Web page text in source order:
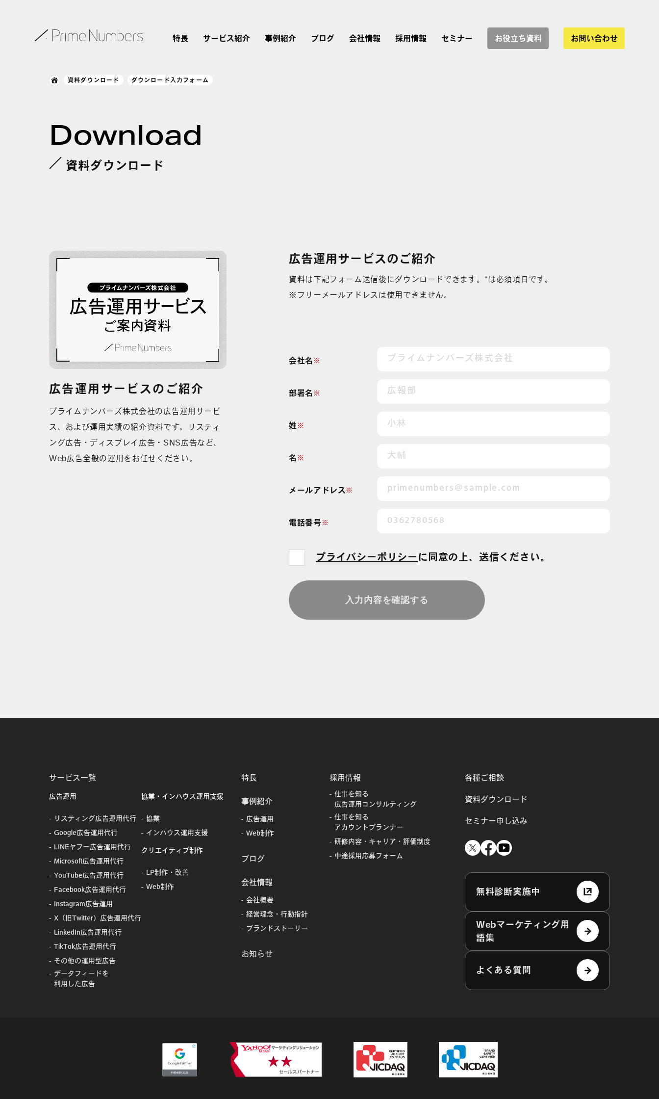
特長 サービス紹介 事例紹介 ブログ 会社情報 採用情報 セミナー お役立ち資料 お問い合わせ
利用した広告
資料ダウンロード ダウンロード入力フォーム
Download
資料ダウンロード
広告運用サービスのご紹介
プライムナンバーズ株式会社の広告運用サービ
ス、および運用実績の紹介資料です。リスティ
ング広告・ディスプレイ広告・SNS広告など、
Web広告全般の運用をお任せください。
広告運用サービスのご紹介
資料は下記フォーム送信後にダウンロードできます。*は必須項目です。
※フリーメールアドレスは使用できません。
※
会社名
※
部署名
※
姓
※
名
※
メールアドレス
※
電話番号
プライバシーポリシー に 同意の上、送信ください。
サービス一覧
広告運用
リスティング広告運用代行
Google広告運用代行
LINEヤフー広告運用代行
Microsoft広告運用代行
YouTube広告運用代行
Facebook広告運用代行
Instagram広告運用
X（旧Twitter）広告運用代行
LinkedIn広告運用代行
TikTok広告運用代行
その他の運用型広告
データフィードを
利用した広告
協業・インハウス運用支援
協業
インハウス運用支援
クリエイティブ制作
LP制作・改善
Web制作
特長
事例紹介
広告運用
Web制作
ブログ
会社情報
会社概要
経営理念・行動指針
ブランドストーリー
お知らせ
採用情報
仕事を知る
広告運用コンサルティング
仕事を知る
アカウントプランナー
研修内容・キャリア・評価制度
中途採用応募フォーム
各種ご相談
資料ダウンロード
セミナー申し込み
無料診断実施中
Webマーケティング用
語集
よくある質問